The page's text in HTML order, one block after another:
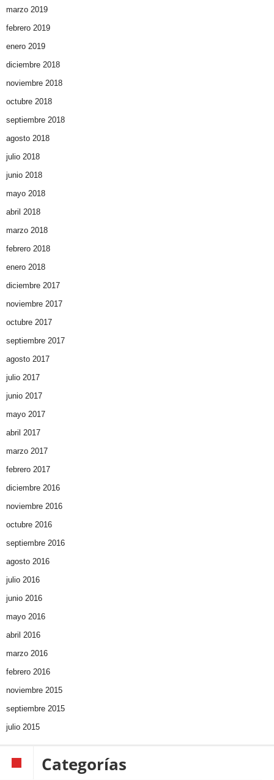
marzo 2019
febrero 2019
enero 2019
diciembre 2018
noviembre 2018
octubre 2018
septiembre 2018
agosto 2018
julio 2018
junio 2018
mayo 2018
abril 2018
marzo 2018
febrero 2018
enero 2018
diciembre 2017
noviembre 2017
octubre 2017
septiembre 2017
agosto 2017
julio 2017
junio 2017
mayo 2017
abril 2017
marzo 2017
febrero 2017
diciembre 2016
noviembre 2016
octubre 2016
septiembre 2016
agosto 2016
julio 2016
junio 2016
mayo 2016
abril 2016
marzo 2016
febrero 2016
noviembre 2015
septiembre 2015
julio 2015
Categorías